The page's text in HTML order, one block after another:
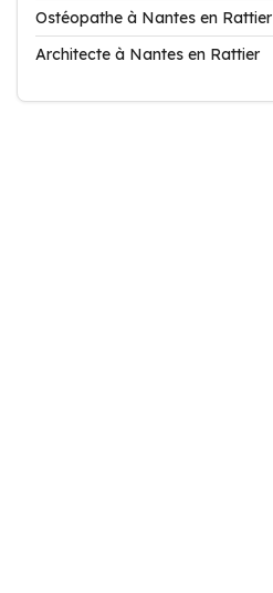
Ostéopathe à Nantes en Rattier
Architecte à Nantes en Rattier